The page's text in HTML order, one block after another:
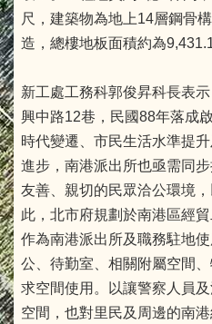
尺，建築物為地上14層鋼骨
造，總樓地板面積約為
新工處工務科郭俊昇科長表
興中路12巷，民國88年落成
時代變遷、市民生活水準提
進步，南港派出所也亟需同
友善、親切的民眾洽公環境
此，北市府規劃於南港區經
作為南港派出所及職務駐地
公、待勤室、相關附屬空間
求空間使用。以讓警察人員
空間，也對里民及周邊的南